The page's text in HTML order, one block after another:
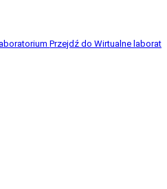
Przejdź do Wirtualne